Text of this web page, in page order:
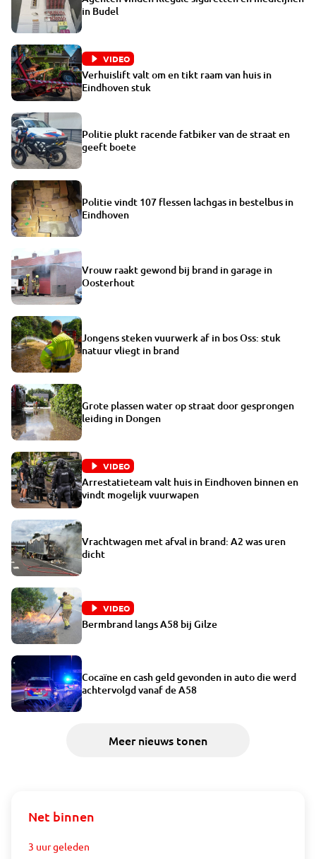
in Budel
VIDEO
Verhuislift valt om en tikt raam van huis in
Eindhoven stuk
Politie plukt racende fatbiker van de straat en
geeft boete
Politie vindt 107 flessen lachgas in bestelbus in
Eindhoven
Vrouw raakt gewond bij brand in garage in
Oosterhout
Jongens steken vuurwerk af in bos Oss: stuk
natuur vliegt in brand
Grote plassen water op straat door gesprongen
leiding in Dongen
VIDEO
Arrestatieteam valt huis in Eindhoven binnen en
vindt mogelijk vuurwapen
Vrachtwagen met afval in brand: A2 was uren
dicht
VIDEO
Bermbrand langs A58 bij Gilze
Cocaïne en cash geld gevonden in auto die werd
achtervolgd vanaf de A58
Meer nieuws tonen
Net binnen
3 uur geleden